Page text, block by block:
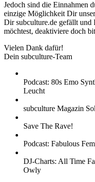
Jedoch sind die Einnahmen
einzige Möglichkeit Dir
Dir subculture.de gefällt und
möchtest, deaktiviere doch
Vielen Dank dafür!
Dein subculture-Team
Podcast: 80s Emo
Leucht
subculture Magazin
Save The Rave!
Podcast: Fabulous
DJ-Charts: All Time
Owly